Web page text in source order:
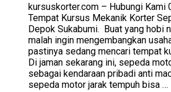
kursuskorter.com – Hubungi Kami
Tempat Kursus Mekanik Korter
Depok Sukabumi. Buat yang hobi
malah ingin mengembangkan
pastinya sedang mencari tempat
Di jaman sekarang ini, sepeda
sebagai kendaraan pribadi anti
sepeda motor jarak tempuh bisa …